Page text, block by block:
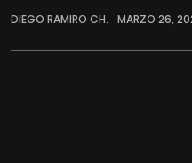
DIEGO RAMIRO CH. MARZO 26,